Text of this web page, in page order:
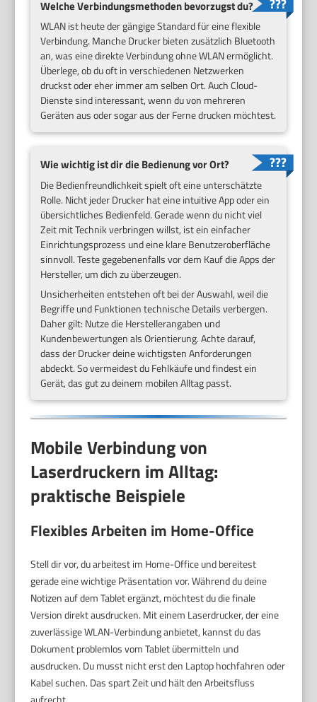
Welche Verbindungsmethoden bevorzugst du?
WLAN ist heute der gängige Standard für eine flexible
Verbindung. Manche Drucker bieten zusätzlich Bluetooth
an, was eine direkte Verbindung ohne WLAN ermöglicht.
Überlege, ob du oft in verschiedenen Netzwerken
druckst oder eher immer am selben Ort. Auch Cloud-
Dienste sind interessant, wenn du von mehreren
Geräten aus oder sogar aus der Ferne drucken möchtest.
Wie wichtig ist dir die Bedienung vor Ort?
Die Bedienfreundlichkeit spielt oft eine unterschätzte
Rolle. Nicht jeder Drucker hat eine intuitive App oder ein
übersichtliches Bedienfeld. Gerade wenn du nicht viel
Zeit mit Technik verbringen willst, ist ein einfacher
Einrichtungsprozess und eine klare Benutzeroberfläche
sinnvoll. Teste gegebenenfalls vor dem Kauf die Apps der
Hersteller, um dich zu überzeugen.
Unsicherheiten entstehen oft bei der Auswahl, weil die
Begriffe und Funktionen technische Details verbergen.
Daher gilt: Nutze die Herstellerangaben und
Kundenbewertungen als Orientierung. Achte darauf,
dass der Drucker deine wichtigsten Anforderungen
abdeckt. So vermeidest du Fehlkäufe und findest ein
Gerät, das gut zu deinem mobilen Alltag passt.
Mobile Verbindung von
Laserdruckern im Alltag:
praktische Beispiele
Flexibles Arbeiten im Home-Office
Stell dir vor, du arbeitest im Home-Office und bereitest
gerade eine wichtige Präsentation vor. Während du deine
Notizen auf dem Tablet ergänzt, möchtest du die finale
Version direkt ausdrucken. Mit einem Laserdrucker, der eine
zuverlässige WLAN-Verbindung anbietet, kannst du das
Dokument problemlos vom Tablet übermitteln und
ausdrucken. Du musst nicht erst den Laptop hochfahren oder
Kabel suchen. Das spart Zeit und hält den Arbeitsfluss